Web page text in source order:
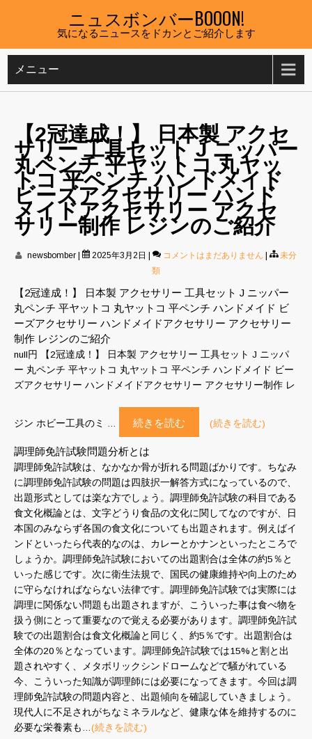
ニュスボンバーBOOON!
気になるニュースをドカンとご紹介します
メニュー
【2冠達成！】 日本製 アクセ
サリー 工具セット J ニッパー
丸ペンチ 平ヤットコ 丸ヤッ
トコ 平ペンチ ハンドメイド
ビーズアクセサリー ハンド
メイドアクセサリー アクセ
サリー制作 レジンのご紹介
newsbomber 2025年3月2日 コメントはまだありません
未分
類
【2冠達成！】 日本製 アクセサリー 工具セット J ニッパー
丸ペンチ 平ヤットコ 丸ヤットコ 平ペンチ ハンドメイド ビ
ーズアクセサリー ハンドメイドアクセサリー アクセサリー
制作 レジンのご紹介
null円 【2冠達成！】 日本製 アクセサリー 工具セット J ニッパ
ー 丸ペンチ 平ヤットコ 丸ヤットコ 平ペンチ ハンドメイド ビー
ズアクセサリー ハンドメイドアクセサリー アクセサリー制作 レ
ジン ホビー工具のミ … 続きを読む (続きを読む)
調理師免許試験問題分析とは
調理師免許試験は、なかなか骨が折れる問題ばかりです。ちなみ
に調理師免許試験の問題は四肢択一解答方式になっているので、
出題形式としては楽な方でしょう。調理師免許試験の科目である
食文化概論とは、文字どうり食品の文化に関してなのですが、日
本国のみならず各国の食文化についても出題されます。例えばイ
ンドといったら代表的なのは、カレーとかナンといったところで
しょうか。調理師免許試験においての出題割合は全体の約5％と
いった感じです。次に衛生法規で、国民の健康維持や向上のため
に守らなければならない法律です。調理師免許試験では実際には
調理に関係ない問題も出題されますが、こういった事は食べ物を
扱う側にとって重要なので覚える必要があります。調理師免許試
験での出題割合は食文化概論と同じく、約5％です。出題割合は
全体の20％となっています。調理師免許試験では15%と割と出
題されやすく、メタボリックシンドロームなどで騒がれている
今、こういった知識が調理師には必要になってきます。今回は調
理師免許試験の問題内容と、出題傾向を確認していきましょう。
現代人に不足されがちなミネラルなど、健康な体を維持するのに
必要な栄養素も…(続きを読む)